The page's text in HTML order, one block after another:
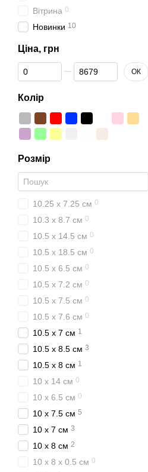
Вітрина 0
Новинки 10
Ціна, грн
Від Ціна, грн
До Ціна, грн ОК
Колір
Розмір
10.25 x 7.25 см 0
10.3 x 8.7 см 0
10.5 x 14.5 см 0
10.5 x 18.5 см 0
10.5 x 6.5 см 0
10.5 x 7.2 см 0
10.5 x 7.5 см 0
10.5 x 7.6 см 0
10.5 x 7 см 1
10.5 x 8.5 см 3
10.5 x 8 см 1
10 x 14 см 0
10 x 6.5 см 0
10 x 7.5 см 5
10 x 7 см 3
10 x 8 см 2
10 x 8 x 0.5 см 0